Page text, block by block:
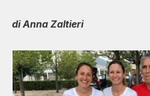
di Anna Zaltieri